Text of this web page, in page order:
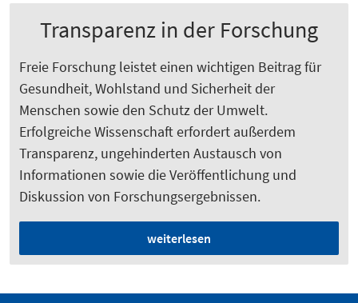
Transparenz in der Forschung
Freie Forschung leistet einen wichtigen Beitrag für
Gesundheit, Wohlstand und Sicherheit der
Menschen sowie den Schutz der Umwelt.
Erfolgreiche Wissenschaft erfordert außerdem
Transparenz, ungehinderten Austausch von
Informationen sowie die Veröffentlichung und
Diskussion von Forschungsergebnissen.
weiterlesen